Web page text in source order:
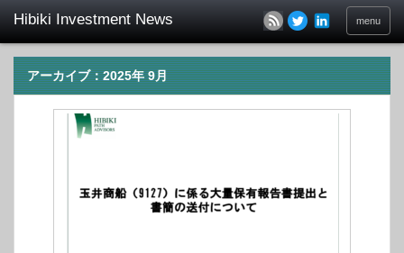
menu
アーカイブ：2025年 9月